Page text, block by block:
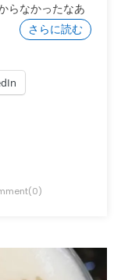
らなかったなあ
さらに読む